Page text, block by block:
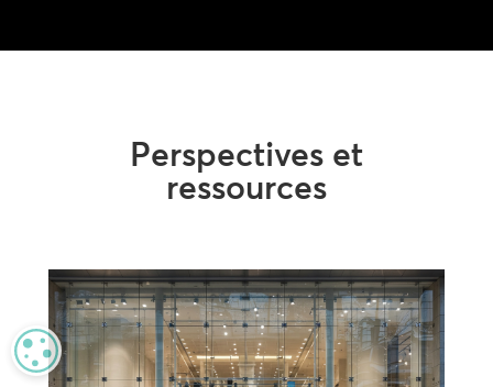
Perspectives et
ressources
MANAGE PRIVACY